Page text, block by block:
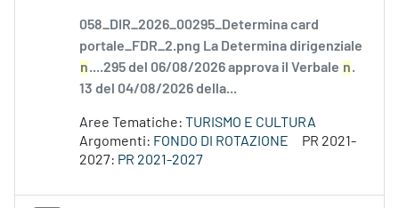
058_DIR_2026_00295_Determina card
portale_FDR_2.png La Determina dirigenziale
n....295 del 06/08/2026 approva il Verbale n.
13 del 04/08/2026 della...
Aree Tematiche: TURISMO E CULTURA
Argomenti: FONDO DI ROTAZIONE
PR 2021-
2027: PR 2021-2027